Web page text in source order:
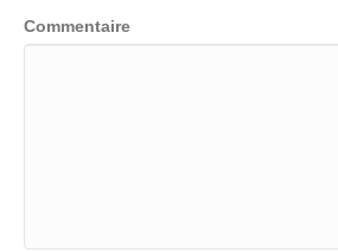
Commentaire